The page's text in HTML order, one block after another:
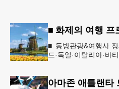
■ 동방관광&여행사
드·독일·이탈리아·바
아마존 애틀랜타